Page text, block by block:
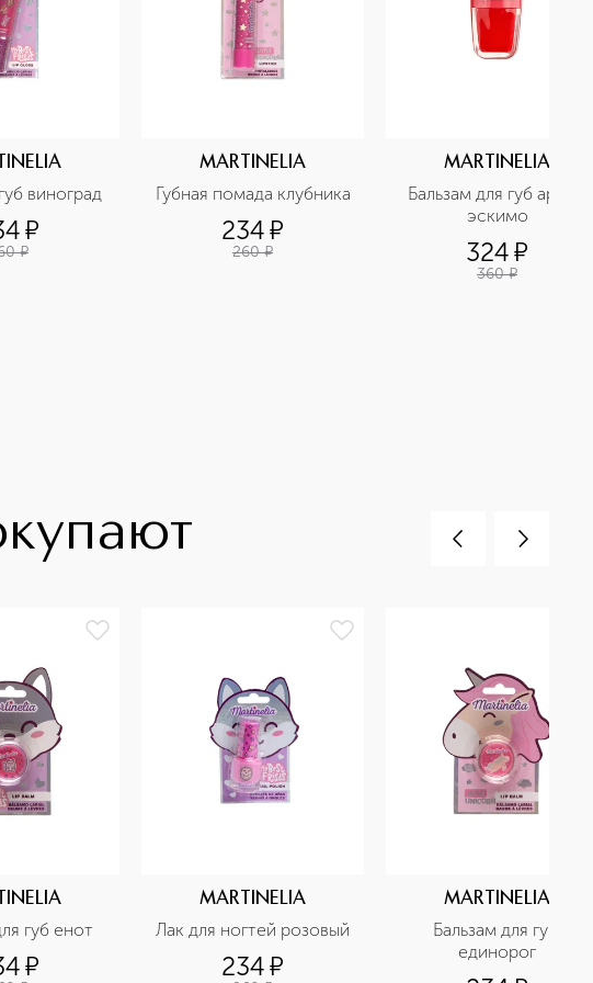
виноград
¤
¤
MARTINELIA
Губная помада клубника
234¤
260 ¤
MARTINELIA
Бальзам для губ арбуз
эскимо
324¤
360 ¤
губ енот
¤
MARTINELIA
Лак для ногтей розовый
234¤
MARTINELIA
Бальзам для губ
единорог